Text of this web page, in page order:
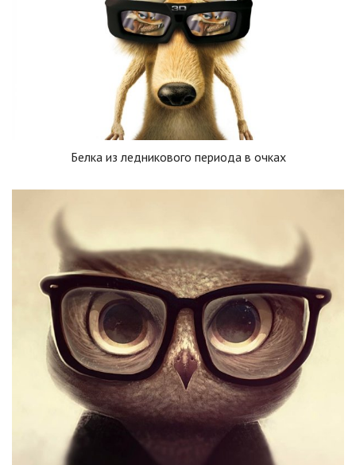
Белка из ледникового периода в очках